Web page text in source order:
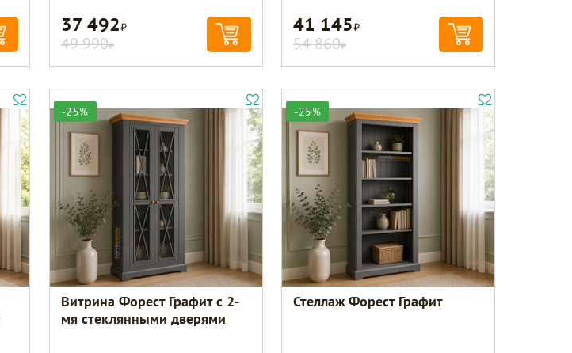
37 492Р
49 990Р
41 145Р
54 860Р
-25%
Витрина Форест Графит с 2-
мя стеклянными дверями
-25%
Стеллаж Форест Графит